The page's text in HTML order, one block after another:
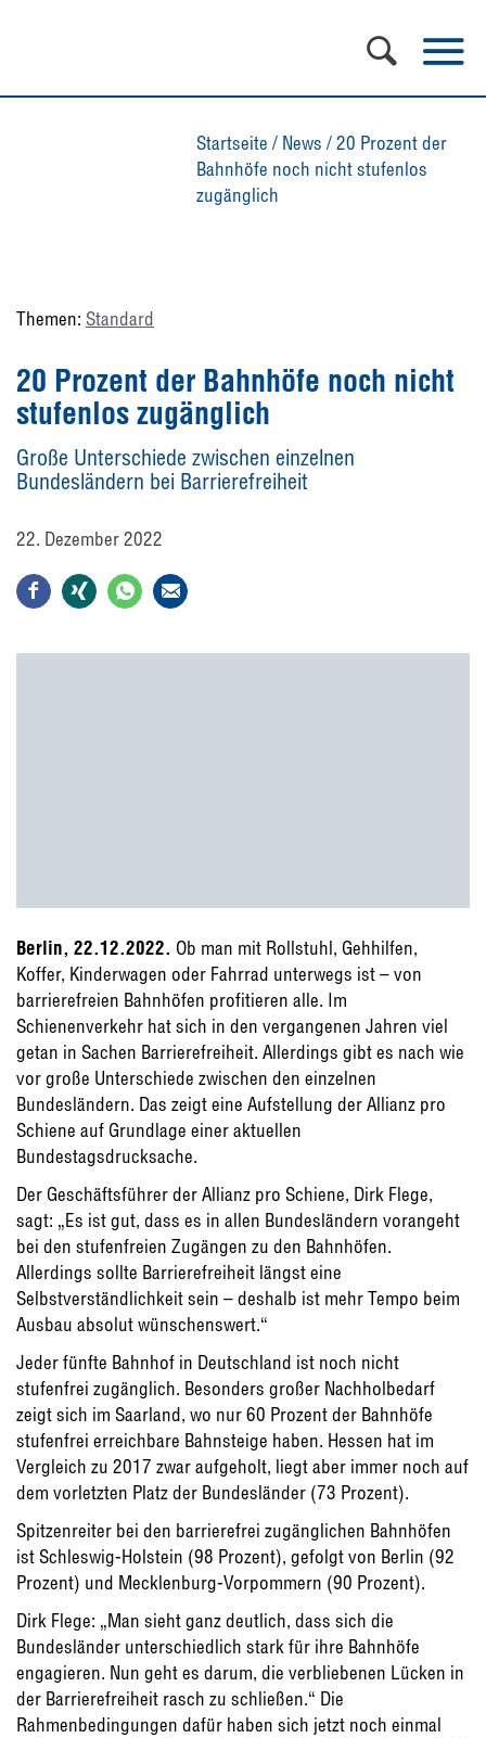
Startseite / News /20 Prozent der
Bahnhöfe noch nicht stufenlos
zugänglich
Themen: Standard
20 Prozent der Bahnhöfe noch nicht
stufenlos zugänglich
Große Unterschiede zwischen einzelnen
Bundesländern bei Barrierefreiheit
22. Dezember 2022
Berlin, 22.12.2022. Ob man mit Rollstuhl, Gehhilfen,
Koffer, Kinderwagen oder Fahrrad unterwegs ist – von
barrierefreien Bahnhöfen profitieren alle. Im
Schienenverkehr hat sich in den vergangenen Jahren viel
getan in Sachen Barrierefreiheit. Allerdings gibt es nach wie
vor große Unterschiede zwischen den einzelnen
Bundesländern. Das zeigt eine Aufstellung der Allianz pro
Schiene auf Grundlage einer aktuellen
Bundestagsdrucksache.
Der Geschäftsführer der Allianz pro Schiene, Dirk Flege,
sagt: „Es ist gut, dass es in allen Bundesländern vorangeht
bei den stufenfreien Zugängen zu den Bahnhöfen.
Allerdings sollte Barrierefreiheit längst eine
Selbstverständlichkeit sein – deshalb ist mehr Tempo beim
Ausbau absolut wünschenswert.“
Jeder fünfte Bahnhof in Deutschland ist noch nicht
stufenfrei zugänglich. Besonders großer Nachholbedarf
zeigt sich im Saarland, wo nur 60 Prozent der Bahnhöfe
stufenfrei erreichbare Bahnsteige haben. Hessen hat im
Vergleich zu 2017 zwar aufgeholt, liegt aber immer noch auf
dem vorletzten Platz der Bundesländer (73 Prozent).
Spitzenreiter bei den barrierefrei zugänglichen Bahnhöfen
ist Schleswig-Holstein (98 Prozent), gefolgt von Berlin (92
Prozent) und Mecklenburg-Vorpommern (90 Prozent).
Dirk Flege: „Man sieht ganz deutlich, dass sich die
Bundesländer unterschiedlich stark für ihre Bahnhöfe
engagieren. Nun geht es darum, die verbliebenen Lücken in
der Barrierefreiheit rasch zu schließen.“ Die
Rahmenbedingungen dafür haben sich jetzt noch einmal